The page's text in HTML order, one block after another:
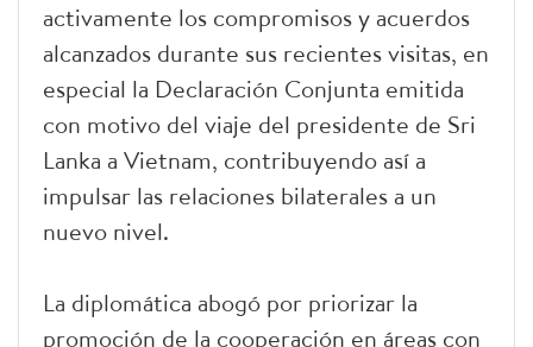
activamente los compromisos y acuerdos
alcanzados durante sus recientes visitas, en
especial la Declaración Conjunta emitida
con motivo del viaje del presidente de Sri
Lanka a Vietnam, contribuyendo así a
impulsar las relaciones bilaterales a un
nuevo nivel.
La diplomática abogó por priorizar la
promoción de la cooperación en áreas con